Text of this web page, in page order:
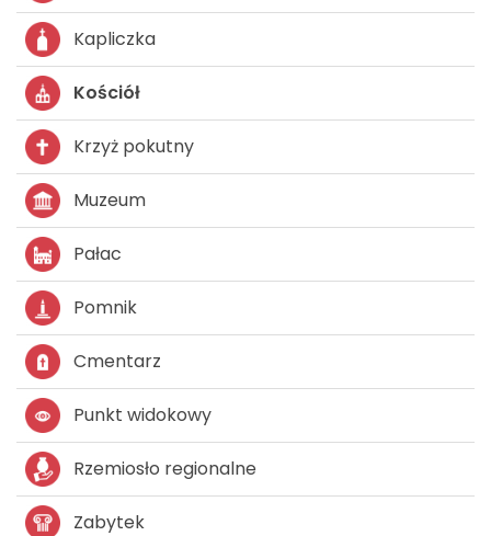
Kapliczka
Kościół
Krzyż pokutny
Muzeum
Pałac
Pomnik
Cmentarz
Punkt widokowy
Rzemiosło regionalne
Zabytek